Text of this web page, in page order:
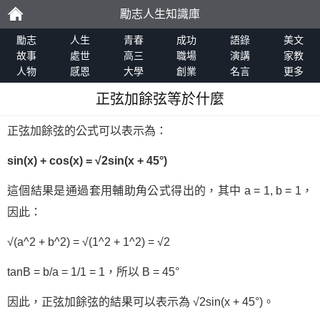
勵
志
勵志人生知識庫
勵志 人生 青春 成功 語錄
美文
故事
處世 高三 職場 演講
家教
人物
感恩 大學 創業 名言 更多
正弦加餘弦等於什麼
正弦加餘弦的公式可以表示為：
sin(x) + cos(x) = √2sin(x + 45°)
這個結果是通過套用輔助角公式得出的，其中 a = 1, b = 1，
因此：
√(a^2 + b^2) = √(1^2 + 1^2) = √2
tanΒ = b/a = 1/1 = 1，所以 Β = 45°
因此，正弦加餘弦的結果可以表示為 √2sin(x + 45°)。